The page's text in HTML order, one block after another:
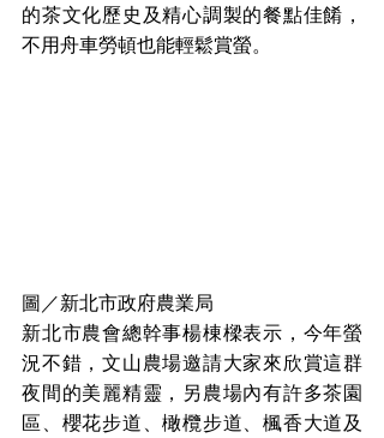
的茶文化歷史及精心調製的餐點佳餚，
不用舟車勞頓也能輕鬆賞螢。
圖／新北市政府農業局
新北市農會總幹事楊棟樑表示，今年螢
況不錯，文山農場邀請大家來欣賞這群
夜間的美麗精靈，另農場內有許多茶園
區、櫻花步道、橄欖步道、楓香大道及